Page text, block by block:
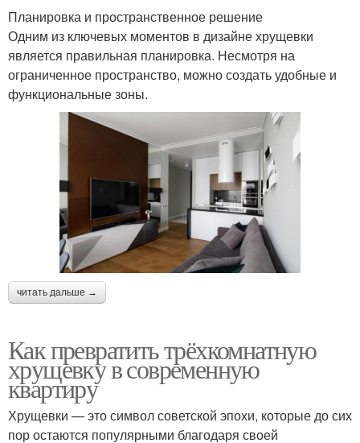
Планировка и пространственное решение
Одним из ключевых моментов в дизайне хрущевки
является правильная планировка. Несмотря на
ограниченное пространство, можно создать удобные и
функциональные зоны.
читать дальше →
Как превратить трёхкомнатную
хрущевку в современную
квартиру
Хрущевки — это символ советской эпохи, которые до сих
пор остаются популярными благодаря своей